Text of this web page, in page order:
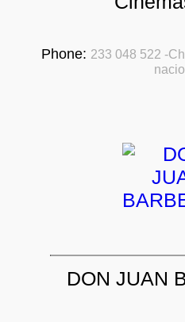
Phone: 233 048 522 -
DON JUAN